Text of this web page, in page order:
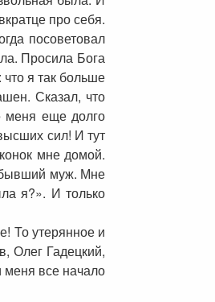
про себя.
посоветовал
Просила Бога
я так больше
Сказал, что
меня еще долго
сил! И тут
мне домой.
бывший муж. Мне
я?». И только
То утерянное и
Олег Гадецкий,
меня все начало